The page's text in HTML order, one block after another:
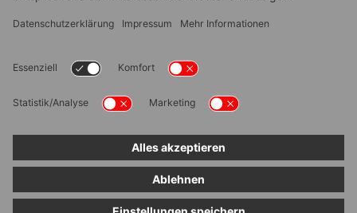
Bestellvorgang|Impressum|Information zur
Barrierefreiheit
© ab-in-die-BOX 2026